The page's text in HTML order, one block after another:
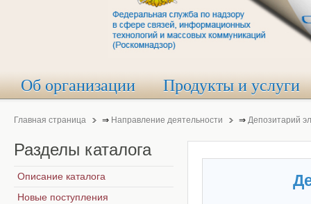
Об организации Продукты и услуги
Главная страница ⇒ Направление деятельности ⇒ Депозитарий
Разделы каталога
Описание каталога
Новые поступления